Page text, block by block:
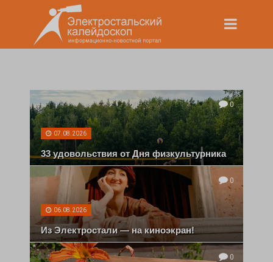
0
07.08.2026
33 удовольствия от Дня физкультурника
0
06.08.2026
Из Электростали — на киноэкран!
0